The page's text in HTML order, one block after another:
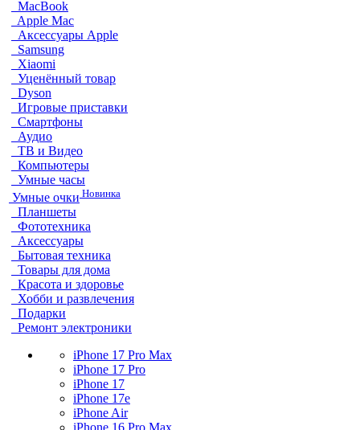
MacBook
Apple Mac
Аксессуары Apple
Samsung
Xiaomi
Уценённый товар
Dyson
Игровые приставки
Смартфоны
Аудио
ТВ и Видео
Компьютеры
Умные часы
Умные очки Новинка
Планшеты
Фототехника
Аксессуары
Бытовая техника
Товары для дома
Красота и здоровье
Хобби и развлечения
Подарки
Ремонт электроники
iPhone 17 Pro Max
iPhone 17 Pro
iPhone 17
iPhone 17e
iPhone Air